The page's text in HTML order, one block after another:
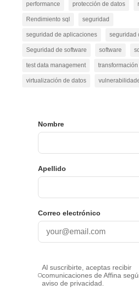
performance protección de datos
Rendimiento sql seguridad
seguridad de aplicaciones seguridad
Seguridad de software software
test data management transformación
virtualización de datos